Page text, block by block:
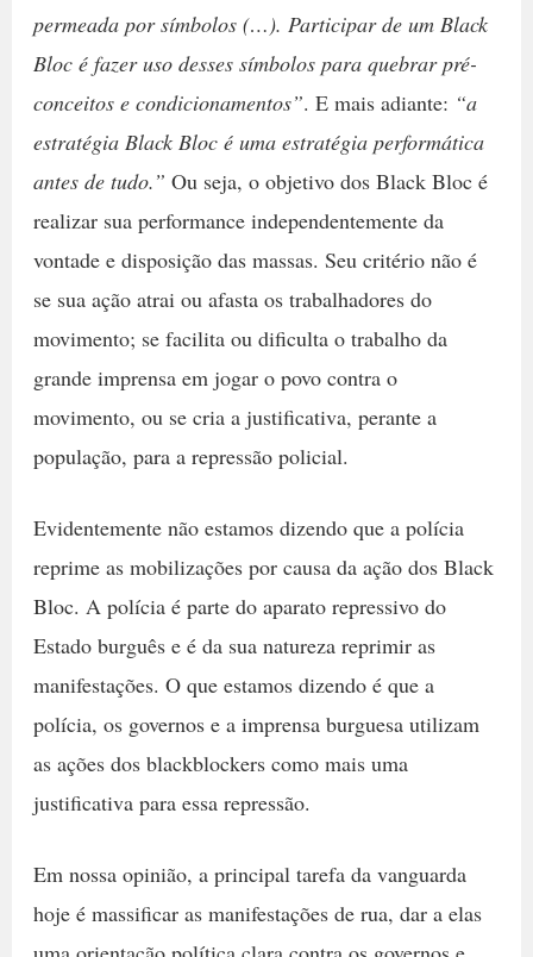
permeada por símbolos (…). Participar de um Black
Bloc é fazer uso desses símbolos para quebrar pré-
conceitos e condicionamentos”. E mais adiante: “a
estratégia Black Bloc é uma estratégia performática
antes de tudo.” Ou seja, o objetivo dos Black Bloc é
realizar sua performance independentemente da
vontade e disposição das massas. Seu critério não é
se sua ação atrai ou afasta os trabalhadores do
movimento; se facilita ou dificulta o trabalho da
grande imprensa em jogar o povo contra o
movimento, ou se cria a justificativa, perante a
população, para a repressão policial.
Evidentemente não estamos dizendo que a polícia
reprime as mobilizações por causa da ação dos Black
Bloc. A polícia é parte do aparato repressivo do
Estado burguês e é da sua natureza reprimir as
manifestações. O que estamos dizendo é que a
polícia, os governos e a imprensa burguesa utilizam
as ações dos blackblockers como mais uma
justificativa para essa repressão.
Em nossa opinião, a principal tarefa da vanguarda
hoje é massificar as manifestações de rua, dar a elas